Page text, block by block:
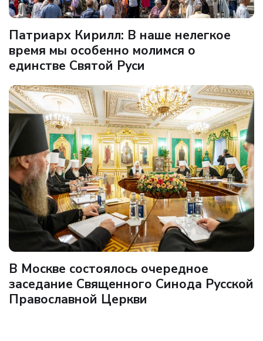
Патриарх Кирилл: В наше нелегкое
время мы особенно молимся о
единстве Святой Руси
В Москве состоялось очередное
заседание Священного Синода Русской
Православной Церкви